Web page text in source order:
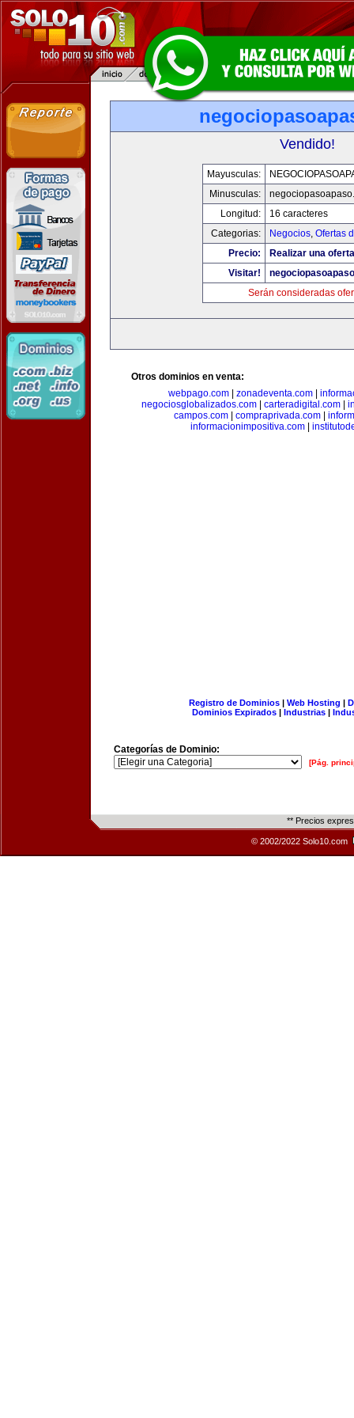
Vendido!
Mayusculas:
Minusculas:
Longitud:
16 caracteres
Categorias:
Negocios, Ofertas
Precio:
Realizar una
Visitar!
Serán consideradas
Otros dominios en venta:
webpago.com
zonadeventa.com
negociosglobalizados.com
carteradigital.com
campos.com
compraprivada.com
informacionimpositiva.com
Registro de Dominios| Web Hosting |
Dominios Expirados | Industrias |
Categorías de Dominio:
[Pág.
** Precios
© 2002/2022 Solo10.com